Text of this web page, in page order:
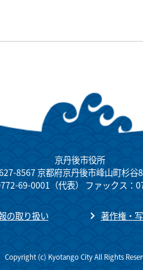
京丹後市役所
8567 京都府京丹後市峰山町杉谷
69-0001（代表） ファックス：
の取り扱い 著作権・
Copyright (c) Kyotango City All Rights